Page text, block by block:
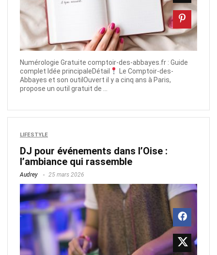
Numérologie Gratuite comptoir-des-abbayes.fr​ : Guide
complet Idée principaleDétail
Le Comptoir-des-
Abbayes et son outilOuvert il y a cinq ans à Paris,
propose un outil gratuit de ...
LIFESTYLE
DJ pour événements dans l’Oise :
l’ambiance qui rassemble
Audrey 25 mars 2026